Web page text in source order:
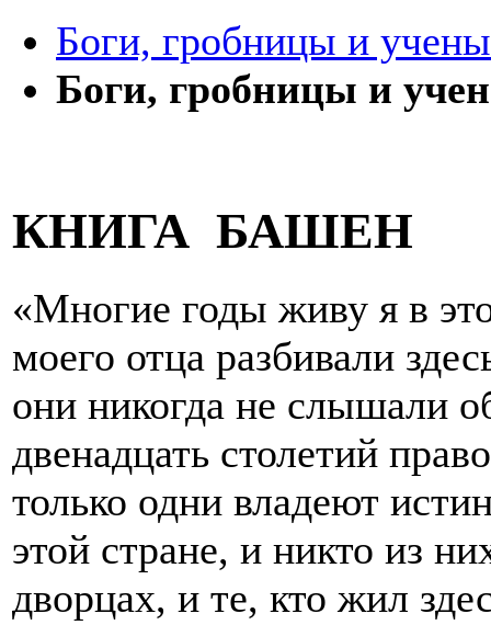
Боги, гробницы и
Боги, гробницы и
КНИГА БАШЕН
«Многие годы живу я в
моего отца разбивали
они никогда не слышали
двенадцать столетий
только одни владеют
этой стране, и никто из
дворцах, и те, кто жил